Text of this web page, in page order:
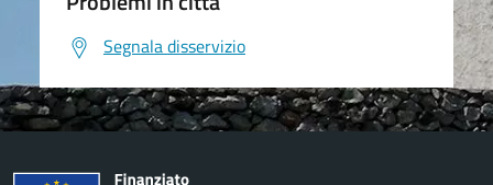
Segnala disservizio